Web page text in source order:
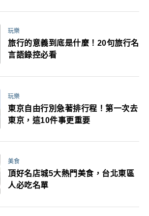
玩樂
旅行的意義到底是什麼！20句旅行名
言語錄控必看
玩樂
東京自由行別急著排行程！第一次去
東京，這10件事更重要
美食
頂好名店城5大熱門美食，台北東區
人必吃名單